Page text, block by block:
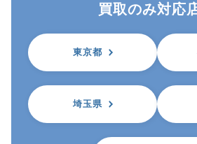
買取のみ対応
東京都
埼玉県